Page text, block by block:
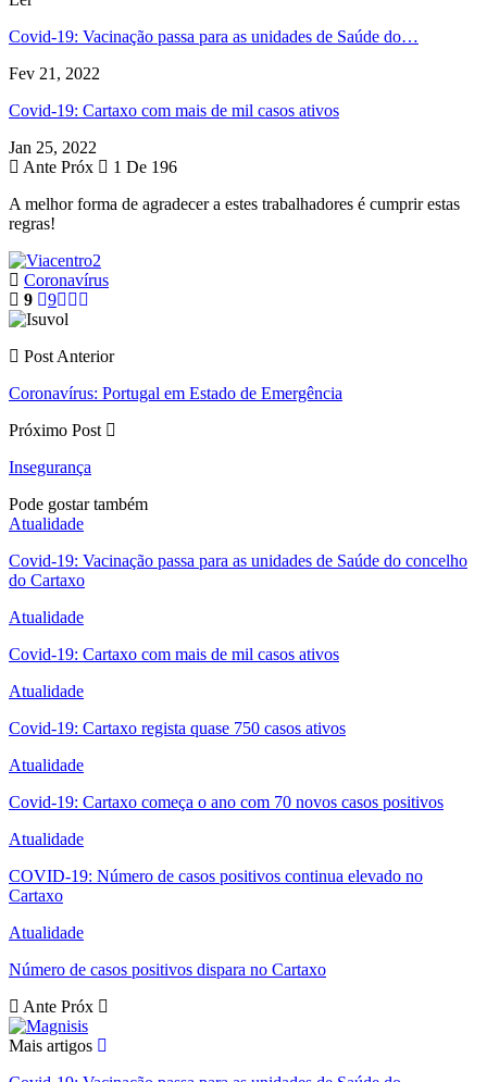
Covid-19: Vacinação passa para as unidades de Saúde do…
Fev 21, 2022
Covid-19: Cartaxo com mais de mil casos ativos
Jan 25, 2022
Ante Próx
1 De 196
A melhor forma de agradecer a estes trabalhadores é cumprir estas
regras!
Coronavírus
9
9
Post Anterior
Coronavírus: Portugal em Estado de Emergência
Próximo Post
Insegurança
Pode gostar também
Atualidade
Covid-19: Vacinação passa para as unidades de Saúde do concelho
do Cartaxo
Atualidade
Covid-19: Cartaxo com mais de mil casos ativos
Atualidade
Covid-19: Cartaxo regista quase 750 casos ativos
Atualidade
Covid-19: Cartaxo começa o ano com 70 novos casos positivos
Atualidade
COVID-19: Número de casos positivos continua elevado no
Cartaxo
Atualidade
Número de casos positivos dispara no Cartaxo
Ante Próx
Mais artigos